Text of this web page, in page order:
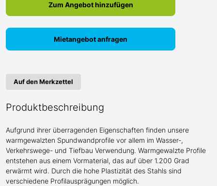
Zum Angebot hinzufügen
Mietangebot anfragen
Auf den Merkzettel
Produktbeschreibung
Aufgrund ihrer überragenden Eigenschaften finden unsere
warmgewalzten Spundwandprofile vor allem im Wasser-,
Verkehrswege- und Tiefbau Verwendung. Warmgewalzte Profile
entstehen aus einem Vormaterial, das auf über 1.200 Grad
erwärmt wird. Durch die hohe Plastizität des Stahls sind
verschiedene Profilausprägungen möglich.